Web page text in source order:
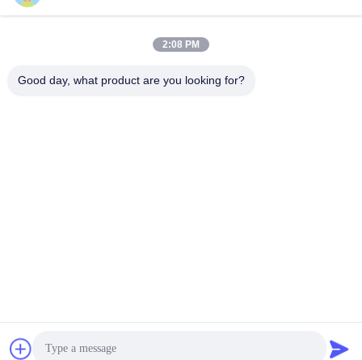
Erhalten Sie besten Preis
E-Mail-Adresse
0086-18148506772
Shenzhen Jane Cheng Development Co., Limited
2:08 PM
Good day, what product are you looking for?